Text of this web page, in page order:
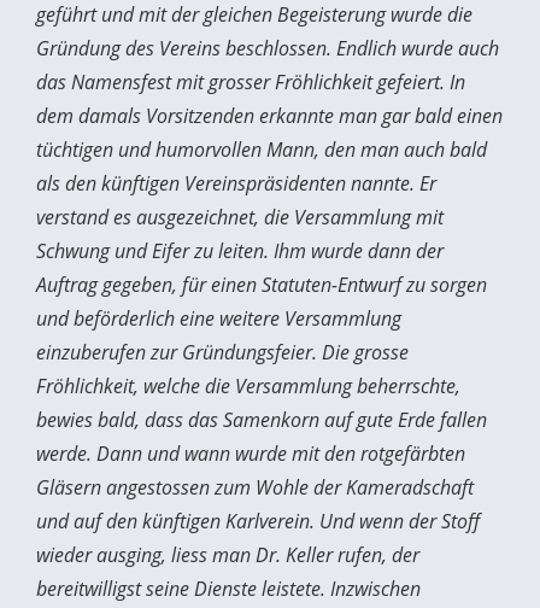
geführt und mit der gleichen Begeisterung wurde die
Gründung des Vereins beschlossen. Endlich wurde auch
das Namensfest mit grosser Fröhlichkeit gefeiert. In
dem damals Vorsitzenden erkannte man gar bald einen
tüchtigen und humorvollen Mann, den man auch bald
als den künftigen Vereinspräsidenten nannte. Er
verstand es ausgezeichnet, die Versammlung mit
Schwung und Eifer zu leiten. Ihm wurde dann der
Auftrag gegeben, für einen Statuten-Entwurf zu sorgen
und beförderlich eine weitere Versammlung
einzuberufen zur Gründungsfeier. Die grosse
Fröhlichkeit, welche die Versammlung beherrschte,
bewies bald, dass das Samenkorn auf gute Erde fallen
werde. Dann und wann wurde mit den rotgefärbten
Gläsern angestossen zum Wohle der Kameradschaft
und auf den künftigen Karlverein. Und wenn der Stoff
wieder ausging, liess man Dr. Keller rufen, der
bereitwilligst seine Dienste leistete. Inzwischen